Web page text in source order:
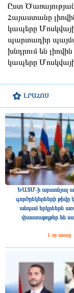
ԼՐԱՀՈՍ
ԵԱՏՄ-ի արտոնյալ
գործընկերների թիվը
անդամ երկրներն
փաստաթղթեր են
1 օր առաջ
Ըստ
Հայաստանը
կապերը
պարտադիր
խնդրում են
կապերը